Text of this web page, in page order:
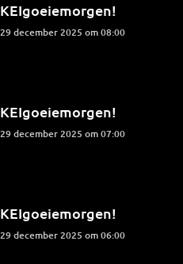
KEIgoeiemorgen!
29 december 2025 om 08:00
KEIgoeiemorgen!
29 december 2025 om 07:00
KEIgoeiemorgen!
29 december 2025 om 06:00